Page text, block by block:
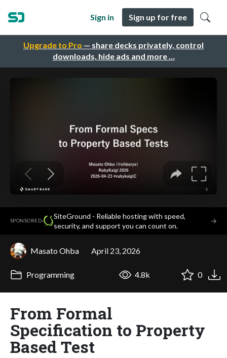
Upgrade to Pro — share decks privately, control
downloads, hide ads and more …
Sign in Sign up for free
SPONSORED·
SiteGround - Reliable hosting with speed,
security, and support you can count on.
→
Masato Ohba April 23, 2026
Programming 4.8k 0
From Formal
Specification to Property
Based Test